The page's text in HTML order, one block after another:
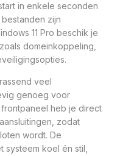
in enkele seconden
zijn
11 Pro beschik je
domeinkoppeling,
veel
genoeg voor
heb je direct
zodat
wordt. De
koel én stil,